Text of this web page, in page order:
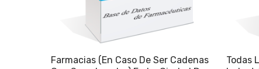
Farmacias (en Caso De Ser Cadenas
Todas